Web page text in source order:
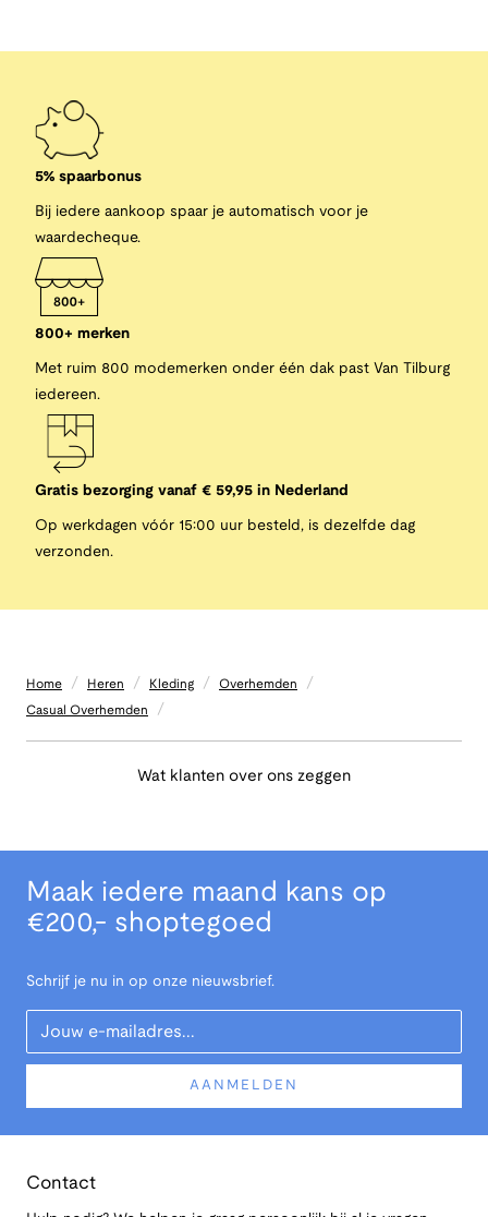
5% spaarbonus
Bij iedere aankoop spaar je automatisch voor je
waardecheque.
800+ merken
Met ruim 800 modemerken onder één dak past Van Tilburg
iedereen.
Gratis bezorging vanaf € 59,95 in Nederland
Op werkdagen vóór 15:00 uur besteld, is dezelfde dag
verzonden.
Home / Heren / Kleding / Overhemden /
Casual Overhemden /
Wat klanten over ons zeggen
Maak iedere maand kans op
€200,- shoptegoed
Schrijf je nu in op onze nieuwsbrief.
Your Email
AANMELDEN
Contact